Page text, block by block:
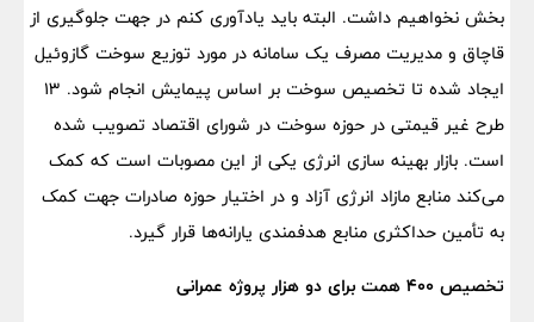
بخش نخواهیم داشت. البته باید یادآوری کنم در جهت جلوگیری از
قاچاق و مدیریت مصرف یک سامانه در مورد توزیع سوخت گازوئیل
ایجاد شده تا تخصیص سوخت بر اساس پیمایش انجام شود. ۱۳
طرح غیر قیمتی در حوزه سوخت در شورای اقتصاد تصویب شده
است. بازار بهینه سازی انرژی یکی از این مصوبات است که کمک
می‌کند منابع مازاد انرژی آزاد و در اختیار حوزه صادرات جهت کمک
به تأمین حداکثری منابع هدفمندی یارانه‌ها قرار گیرد.
تخصیص ۴۰۰ همت برای دو هزار پروژه عمرانی